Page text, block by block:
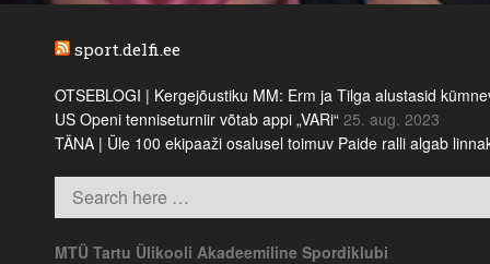
sport.delfi.ee
OTSEBLOGI | Kergejõustiku MM: Erm ja Tilga alustasid
US Openi tenniseturniir võtab appi „VARi“ 25. aug. 2023
TÄNA | Üle 100 ekipaaži osalusel toimuv Paide ralli algab
MTÜ Tartu Ülikooli Akadeemiline Spordiklubi